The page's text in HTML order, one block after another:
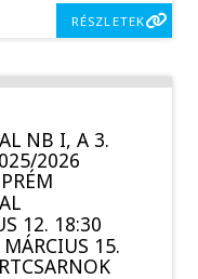
RÉSZLETEK
NB I, A 3.
2026
12. 18:30
15.